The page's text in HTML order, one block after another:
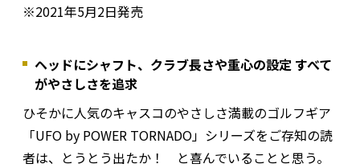
※2021年5月2日発売
ヘッドにシャフト、クラブ長さや重心の設定 すべて
がやさしさを追求
ひそかに人気のキャスコのやさしさ満載のゴルフギア
「UFO by POWER TORNADO」シリーズをご存知の読
者は、とうとう出たか！ と喜んでいることと思う。